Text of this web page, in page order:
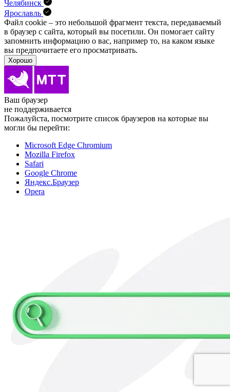
Челябинск
Ярославль
Файл cookie – это небольшой фрагмент текста, передава­емый
в браузер с сайта, который вы посетили. Он помо­гает сайту
запомнить информацию о вас, например то, на каком языке
вы предпочитаете его просматривать.
Хорошо
Ваш браузер
не поддерживается
Пожалуйста, посмотрите список браузеров на которые вы
могли бы перейти:
Microsoft Edge Chromium
Mozilla Firefox
Safari
Google Chrome
Яндекс.Браузер
Opera